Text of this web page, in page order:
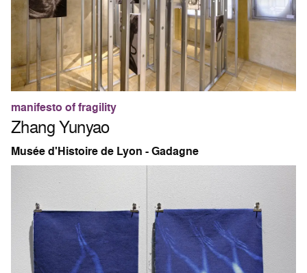
manifesto of fragility
Zhang Yunyao
Musée d'Histoire de Lyon - Gadagne